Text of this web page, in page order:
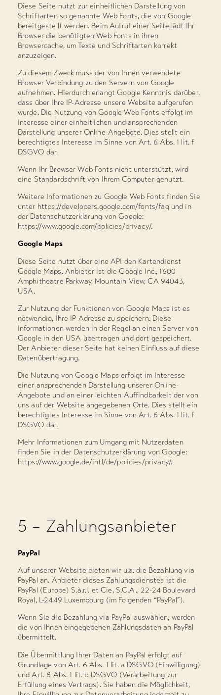
Diese Seite nutzt zur einheitlichen Darstellung von
Schriftarten so genannte Web Fonts, die von Google
bereitgestellt werden. Beim Aufruf einer Seite lädt Ihr
Browser die benötigten Web Fonts in ihren
Browsercache, um Texte und Schriftarten korrekt
anzuzeigen.
Zu diesem Zweck muss der von Ihnen verwendete
Browser Verbindung zu den Servern von Google
aufnehmen. Hierdurch erlangt Google Kenntnis darüber,
dass über Ihre IP-Adresse unsere Website aufgerufen
wurde. Die Nutzung von Google Web Fonts erfolgt im
Interesse einer einheitlichen und ansprechenden
Darstellung unserer Online-Angebote. Dies stellt ein
berechtigtes Interesse im Sinne von Art. 6 Abs. 1 lit. f
DSGVO dar.
Wenn Ihr Browser Web Fonts nicht unterstützt, wird
eine Standardschrift von Ihrem Computer genutzt.
Weitere Informationen zu Google Web Fonts finden Sie
unter https://developers.google.com/fonts/faq und in
der Datenschutzerklärung von Google:
https://www.google.com/policies/privacy/.
Google Maps
Diese Seite nutzt über eine API den Kartendienst
Google Maps. Anbieter ist die Google Inc., 1600
Amphitheatre Parkway, Mountain View, CA 94043,
USA.
Zur Nutzung der Funktionen von Google Maps ist es
notwendig, Ihre IP Adresse zu speichern. Diese
Informationen werden in der Regel an einen Server von
Google in den USA übertragen und dort gespeichert.
Der Anbieter dieser Seite hat keinen Einfluss auf diese
Datenübertragung.
Die Nutzung von Google Maps erfolgt im Interesse
einer ansprechenden Darstellung unserer Online-
Angebote und an einer leichten Auffindbarkeit der von
uns auf der Website angegebenen Orte. Dies stellt ein
berechtigtes Interesse im Sinne von Art. 6 Abs. 1 lit. f
DSGVO dar.
Mehr Informationen zum Umgang mit Nutzerdaten
finden Sie in der Datenschutzerklärung von Google:
https://www.google.de/intl/de/policies/privacy/.
5 – Zahlungsanbieter
PayPal
Auf unserer Website bieten wir u.a. die Bezahlung via
PayPal an. Anbieter dieses Zahlungsdienstes ist die
PayPal (Europe) S.à.r.l. et Cie, S.C.A., 22-24 Boulevard
Royal, L-2449 Luxembourg (im Folgenden “PayPal”).
Wenn Sie die Bezahlung via PayPal auswählen, werden
die von Ihnen eingegebenen Zahlungsdaten an PayPal
übermittelt.
Die Übermittlung Ihrer Daten an PayPal erfolgt auf
Grundlage von Art. 6 Abs. 1 lit. a DSGVO (Einwilligung)
und Art. 6 Abs. 1 lit. b DSGVO (Verarbeitung zur
Erfüllung eines Vertrags). Sie haben die Möglichkeit,